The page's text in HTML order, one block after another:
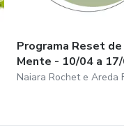
Programa Reset de
Mente - 10/04 a
Naiara Rochet e Areda